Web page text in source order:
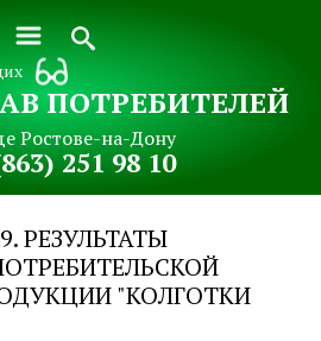
ПОТРЕБИТЕЛЕЙ
Ростове-на-Дону
251 98 10
РЕЗУЛЬТАТЫ
"КОЛГОТКИ